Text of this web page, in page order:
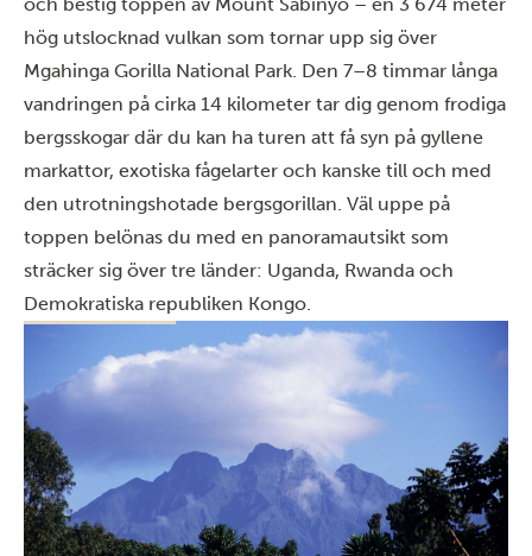
hög utslocknad vulkan som tornar upp sig över
Mgahinga Gorilla National Park. Den 7–8 timmar långa
vandringen på cirka 14 kilometer tar dig genom frodiga
bergsskogar där du kan ha turen att få syn på gyllene
markattor, exotiska fågelarter och kanske till och med
den utrotningshotade bergsgorillan. Väl uppe på
toppen belönas du med en panoramautsikt som
sträcker sig över tre länder: Uganda, Rwanda och
Demokratiska republiken Kongo.